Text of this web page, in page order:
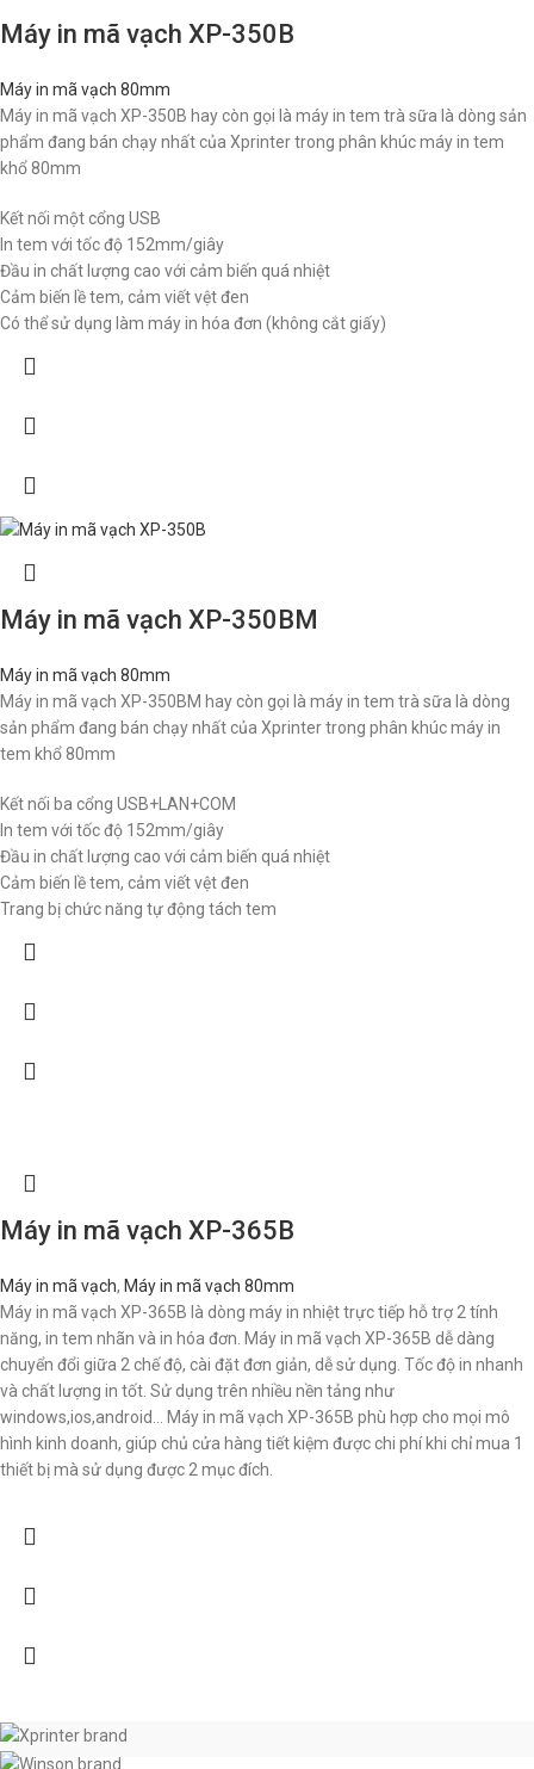
Máy in mã vạch XP-350B
Máy in mã vạch 80mm
Máy in mã vạch XP-350B hay còn gọi là máy in tem trà sữa là dòng sản
phẩm đang bán chạy nhất của Xprinter trong phân khúc máy in tem
khổ 80mm
Kết nối một cổng USB
In tem với tốc độ 152mm/giây
Đầu in chất lượng cao với cảm biến quá nhiệt
Cảm biến lề tem, cảm viết vệt đen
Có thể sử dụng làm máy in hóa đơn (không cắt giấy)
Máy in mã vạch XP-350BM
Máy in mã vạch 80mm
Máy in mã vạch XP-350BM hay còn gọi là máy in tem trà sữa là dòng
sản phẩm đang bán chạy nhất của Xprinter trong phân khúc máy in
tem khổ 80mm
Kết nối ba cổng USB+LAN+COM
In tem với tốc độ 152mm/giây
Đầu in chất lượng cao với cảm biến quá nhiệt
Cảm biến lề tem, cảm viết vệt đen
Trang bị chức năng tự động tách tem
Máy in mã vạch XP-365B
Máy in mã vạch, Máy in mã vạch 80mm
Máy in mã vạch XP-365B là dòng máy in nhiệt trực tiếp hỗ trợ 2 tính
năng, in tem nhãn và in hóa đơn. Máy in mã vạch XP-365B dễ dàng
chuyển đổi giữa 2 chế độ, cài đặt đơn giản, dễ sử dụng. Tốc độ in nhanh
và chất lượng in tốt. Sử dụng trên nhiều nền tảng như
windows,ios,android... Máy in mã vạch XP-365B phù hợp cho mọi mô
hình kinh doanh, giúp chủ cửa hàng tiết kiệm được chi phí khi chỉ mua 1
thiết bị mà sử dụng được 2 mục đích.